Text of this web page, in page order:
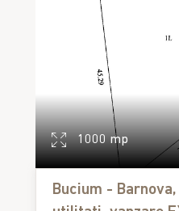
1000 mp
Bucium -